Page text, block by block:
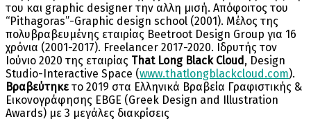
του και graphic designer την αλλη μισή. Απόφοιτος του
“Pithagoras”-Graphic design school (2001). Μέλος της
πολυβραβευμένης εταιρίας Beetroot Design Group για 16
χρόνια (2001-2017). Freelancer 2017-2020. Ιδρυτής τον
Ιούνιο 2020 της εταιρίας That Long Black Cloud , Design
Studio-Interactive Space (www.thatlongblackcloud.com).
Βραβεύτηκε το 2019 στα Ελληνικά Βραβεία Γραφιστικής &
Εικονογράφησης EBGE (Greek Design and Illustration
Awards) με 3 μεγάλες διακρίσεις